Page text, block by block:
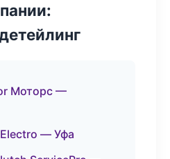
Моторс —
Electro — Уфа